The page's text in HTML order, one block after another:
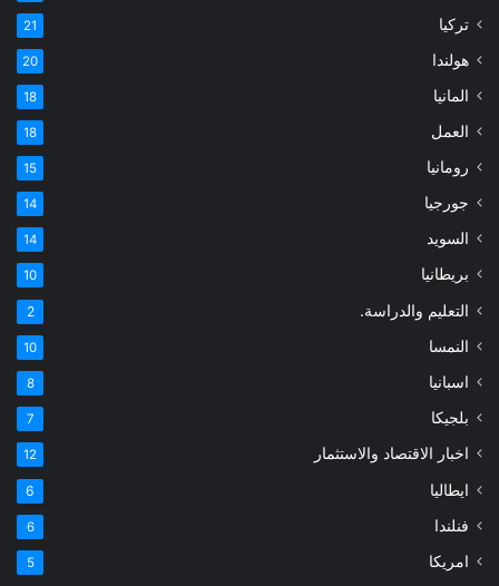
تركيا 21
هولندا 20
المانيا 18
العمل 18
رومانيا 15
جورجيا 14
السويد 14
بريطانيا 10
التعليم والدراسة. 2
النمسا 10
اسبانيا 8
بلجيكا 7
اخبار الاقتصاد والاستثمار 12
ايطاليا 6
فنلندا 6
امريكا 5